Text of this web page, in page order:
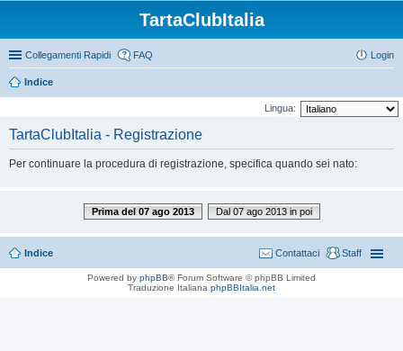
TartaClubItalia
Collegamenti Rapidi FAQ Login
Indice
Lingua:
TartaClubItalia - Registrazione
Per continuare la procedura di registrazione, specifica quando sei nato:
Prima del 07 ago 2013 Dal 07 ago 2013 in poi
Indice Staff
Contattaci
Powered by phpBB® Forum Software © phpBB Limited
Traduzione Italiana phpBBItalia.net